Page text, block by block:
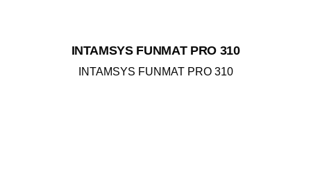
INTAMSYS FUNMAT PRO 310
INTAMSYS FUNMAT PRO 310